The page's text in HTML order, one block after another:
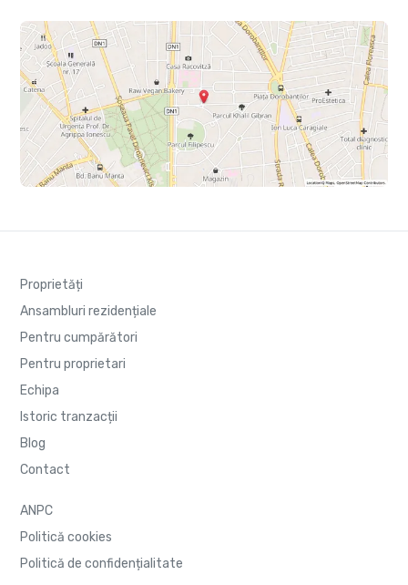
Proprietăți
Ansambluri rezidențiale
Pentru cumpărători
Pentru proprietari
Echipa
Istoric tranzacții
Blog
Contact
ANPC
Politică cookies
Politică de confidențialitate